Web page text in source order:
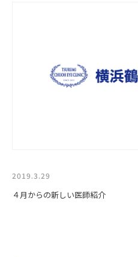
2019.3.29
４月からの新しい医師紹介